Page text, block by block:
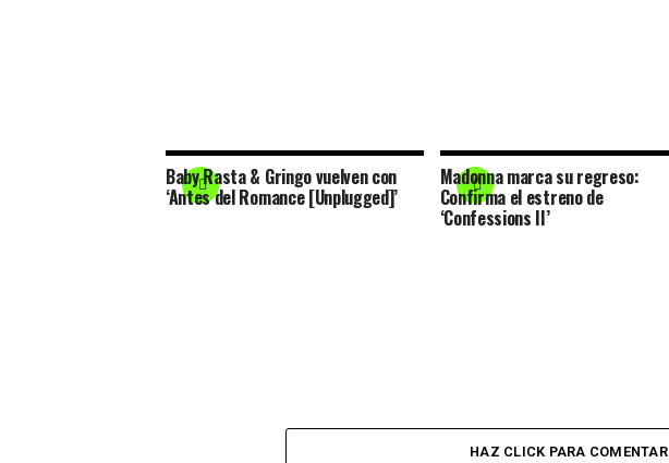
Baby Rasta & Gringo vuelven con
‘Antes del Romance [Unplugged]’
Madonna marca su regreso:
Confirma el estreno de
‘Confessions II’
HAZ CLICK PARA COMENTAR